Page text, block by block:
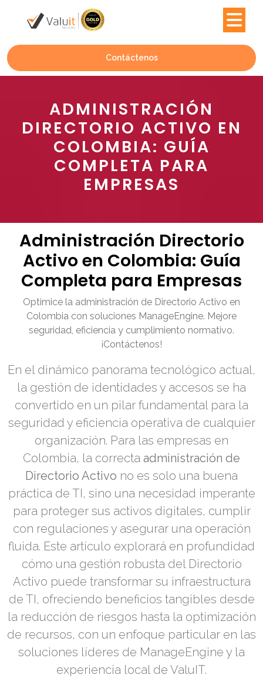
Contáctenos
ADMINISTRACIÓN
DIRECTORIO ACTIVO EN
COLOMBIA: GUÍA
COMPLETA PARA
EMPRESAS
Administración Directorio
Activo en Colombia: Guía
Completa para Empresas
Optimice la administración de Directorio Activo en
Colombia con soluciones ManageEngine. Mejore
seguridad, eficiencia y cumplimiento normativo.
¡Contáctenos!
En el dinámico panorama tecnológico actual,
la gestión de identidades y accesos se ha
convertido en un pilar fundamental para la
seguridad y eficiencia operativa de cualquier
organización. Para las empresas en
Colombia, la correcta administración de
Directorio Activo no es solo una buena
práctica de TI, sino una necesidad imperante
para proteger sus activos digitales, cumplir
con regulaciones y asegurar una operación
fluida. Este artículo explorará en profundidad
cómo una gestión robusta del Directorio
Activo puede transformar su infraestructura
de TI, ofreciendo beneficios tangibles desde
la reducción de riesgos hasta la optimización
de recursos, con un enfoque particular en las
soluciones líderes de ManageEngine y la
experiencia local de ValuIT.